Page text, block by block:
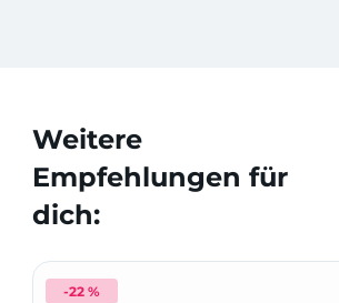
Weitere
Empfehlungen für
dich:
-22 %